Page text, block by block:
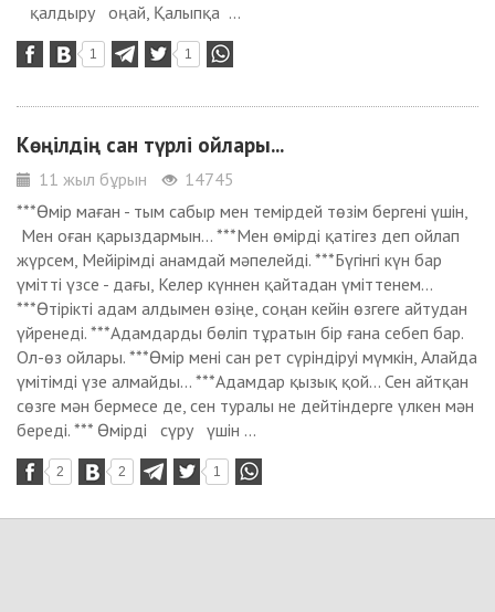
қалдыру оңай, Қалыпқа ...
1 1
Көңілдің сан түрлі ойлары...
11 жыл бұрын
14745
***Өмір маған - тым сабыр мен темірдей төзім бергені үшін,
Мен оған қарыздармын... ***Мен өмірді қатігез деп ойлап
жүрсем, Мейірімді анамдай мәпелейді. ***Бүгінгі күн бар
үмітті үзсе - дағы, Келер күннен қайтадан үміттенем...
***Өтірікті адам алдымен өзіңе, соңан кейін өзгеге айтудан
үйренеді. ***Адамдарды бөліп тұратын бір ғана себеп бар.
Ол-өз ойлары. ***Өмір мені сан рет сүріндіруі мүмкін, Алайда
үмітімді үзе алмайды... ***Адамдар қызық қой... Сен айтқан
сөзге мән бермесе де, сен туралы не дейтіндерге үлкен мән
береді. *** Өмірді сүру үшін ...
2 2 1